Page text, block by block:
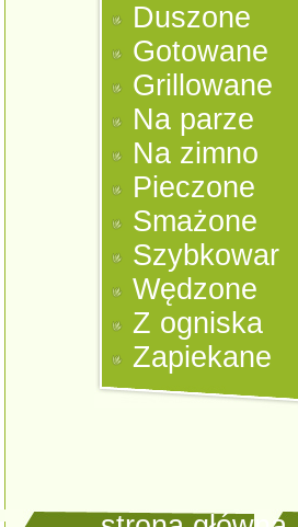
Duszone
Gotowane
Grillowane
Na parze
Na zimno
Pieczone
Smażone
Szybkowar
Wędzone
Z ogniska
Zapiekane